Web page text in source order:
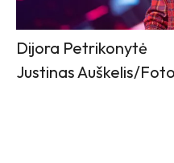
Dijora Petrikonytė
Justinas Auškelis/